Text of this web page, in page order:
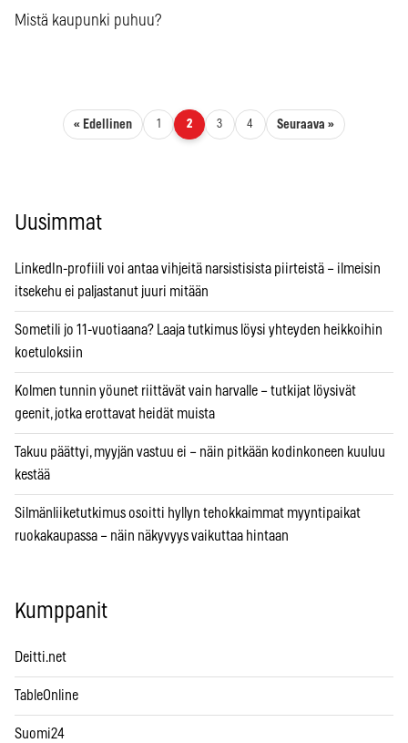
Mistä kaupunki puhuu?
Artikkelien sivutus
« Edellinen 1 2 3 4 Seuraava »
Uusimmat
LinkedIn-profiili voi antaa vihjeitä narsistisista piirteistä – ilmeisin
itsekehu ei paljastanut juuri mitään
Sometili jo 11-vuotiaana? Laaja tutkimus löysi yhteyden heikkoihin
koetuloksiin
Kolmen tunnin yöunet riittävät vain harvalle – tutkijat löysivät
geenit, jotka erottavat heidät muista
Takuu päättyi, myyjän vastuu ei – näin pitkään kodinkoneen kuuluu
kestää
Silmänliiketutkimus osoitti hyllyn tehokkaimmat myyntipaikat
ruokakaupassa – näin näkyvyys vaikuttaa hintaan
Kumppanit
Deitti.net
TableOnline
Suomi24